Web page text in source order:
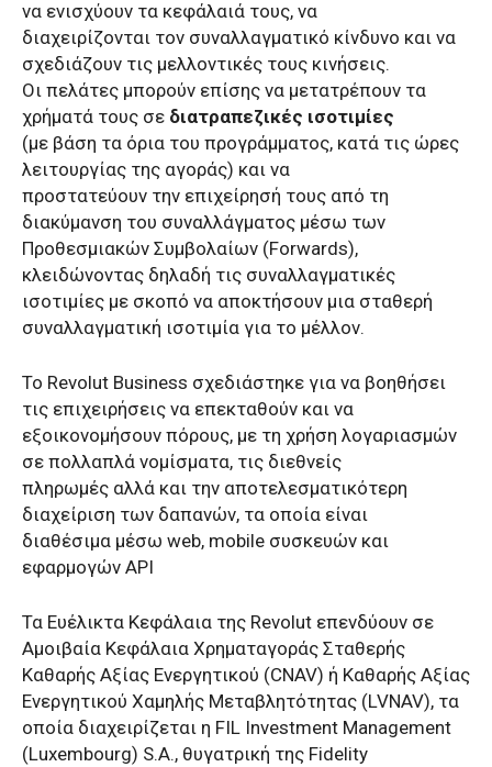
να ενισχύουν τα κεφάλαιά τους, να
διαχειρίζονται τον συναλλαγματικό κίνδυνο και να
σχεδιάζουν τις μελλοντικές τους κινήσεις.
Οι πελάτες μπορούν επίσης να μετατρέπουν τα
χρήματά τους σε διατραπεζικές ισοτιμίες
(με βάση τα όρια του προγράμματος, κατά τις ώρες
λειτουργίας της αγοράς) και να
προστατεύουν την επιχείρησή τους από τη
διακύμανση του συναλλάγματος μέσω των
Προθεσμιακών Συμβολαίων (Forwards),
κλειδώνοντας δηλαδή τις συναλλαγματικές
ισοτιμίες με σκοπό να αποκτήσουν μια σταθερή
συναλλαγματική ισοτιμία για το μέλλον.
Το Revolut Business σχεδιάστηκε για να βοηθήσει
τις επιχειρήσεις να επεκταθούν και να
εξοικονομήσουν πόρους, με τη χρήση λογαριασμών
σε πολλαπλά νομίσματα, τις διεθνείς
πληρωμές αλλά και την αποτελεσματικότερη
διαχείριση των δαπανών, τα οποία είναι
διαθέσιμα μέσω web, mobile συσκευών και
εφαρμογών API
Τα Ευέλικτα Κεφάλαια της Revolut επενδύουν σε
Αμοιβαία Κεφάλαια Χρηματαγοράς Σταθερής
Καθαρής Αξίας Ενεργητικού (CNAV) ή Καθαρής Αξίας
Ενεργητικού Χαμηλής Μεταβλητότητας (LVNAV), τα
οποία διαχειρίζεται η FIL Investment Management
(Luxembourg) S.A., θυγατρική της Fidelity